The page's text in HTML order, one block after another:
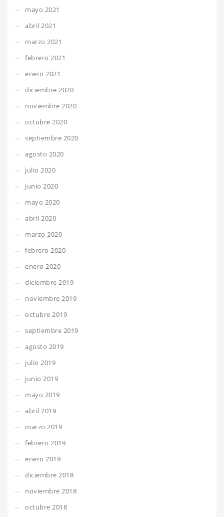
mayo 2021
abril 2021
marzo 2021
febrero 2021
enero 2021
diciembre 2020
noviembre 2020
octubre 2020
septiembre 2020
agosto 2020
julio 2020
junio 2020
mayo 2020
abril 2020
marzo 2020
febrero 2020
enero 2020
diciembre 2019
noviembre 2019
octubre 2019
septiembre 2019
agosto 2019
julio 2019
junio 2019
mayo 2019
abril 2019
marzo 2019
febrero 2019
enero 2019
diciembre 2018
noviembre 2018
octubre 2018